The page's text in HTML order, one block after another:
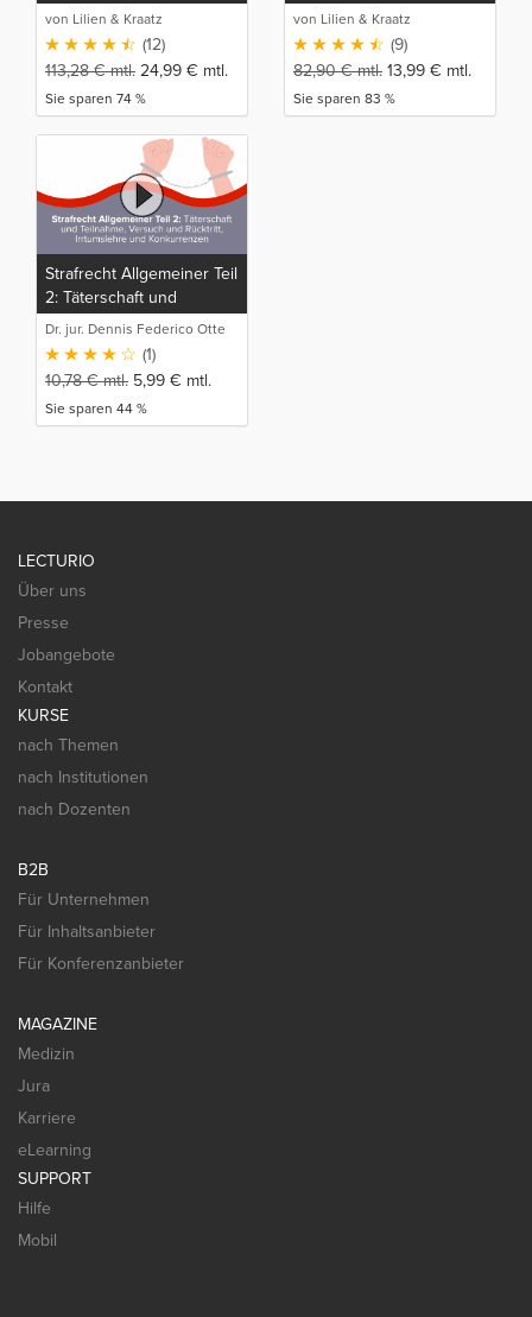
von Lilien & Kraatz
(12)
113,28€mtl. 24,99 € mtl.
Sie sparen 74 %
von Lilien & Kraatz
(9)
82,90€mtl. 13,99 € mtl.
Sie sparen 83 %
Strafrecht Allgemeiner Teil
2: Täterschaft und
Teilnahme, Versuch und
Rücktritt, Irrtumslehre und
Konkurrenzen
Dr. jur. Dennis Federico Otte
(1)
10,78€mtl. 5,99 € mtl.
Sie sparen 44 %
LECTURIO
Über uns
Presse
Jobangebote
Kontakt
KURSE
nach Themen
nach Institutionen
nach Dozenten
B2B
Für Unternehmen
Für Inhaltsanbieter
Für Konferenzanbieter
MAGAZINE
Medizin
Jura
Karriere
eLearning
SUPPORT
Hilfe
Mobil